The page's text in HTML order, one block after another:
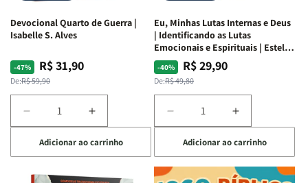
Devocional Quarto de Guerra |
Isabelle S. Alves
-47%
Preço
normal
De:R$ 59,90
Preço
promocional
R$ 31,90
Diminuir
a
quantidade
de
Devocional
Aumentar
a
quantidade
de
Devocional
Adicionar ao carrinho
Eu, Minhas Lutas Internas e Deus
| Identificando as Lutas
Emocionais e Espirituais | Estela
Costa
-40%
Preço
normal
De:R$ 49,80
Preço
promocional
R$ 29,90
Diminuir
a
quantidade
de
Eu,
Aumentar
a
quantidade
de
Eu,
Adicionar ao carrinho